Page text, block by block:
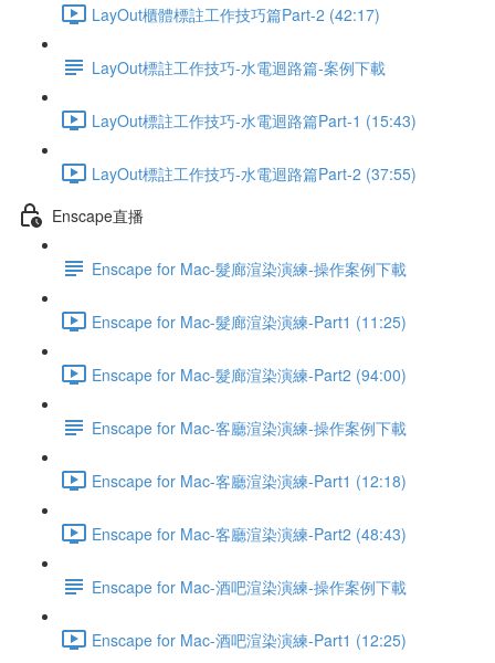
LayOut櫃體標註工作技巧篇Part-2 (42:17)
LayOut標註工作技巧-水電迴路篇-案例下載
LayOut標註工作技巧-水電迴路篇Part-1 (15:43)
LayOut標註工作技巧-水電迴路篇Part-2 (37:55)
Enscape直播
Enscape for Mac-髮廊渲染演練-操作案例下載
Enscape for Mac-髮廊渲染演練-Part1 (11:25)
Enscape for Mac-髮廊渲染演練-Part2 (94:00)
Enscape for Mac-客廳渲染演練-操作案例下載
Enscape for Mac-客廳渲染演練-Part1 (12:18)
Enscape for Mac-客廳渲染演練-Part2 (48:43)
Enscape for Mac-酒吧渲染演練-操作案例下載
Enscape for Mac-酒吧渲染演練-Part1 (12:25)